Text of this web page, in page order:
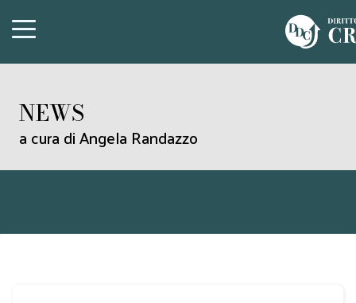
NEWS
a cura di Angela Randazzo